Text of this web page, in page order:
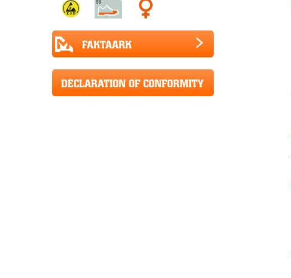
FAKTAARK
DECLARATION OF CONFORMITY